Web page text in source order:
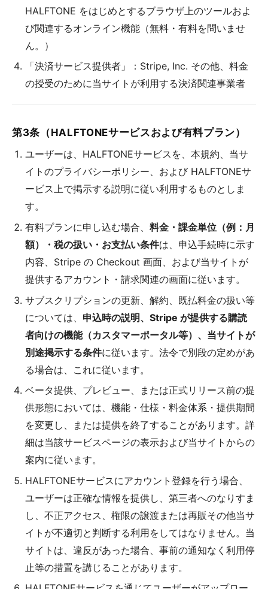
HALFTONE をはじめとするブラウザ上のツールおよ
び関連するオンライン機能（無料・有料を問いませ
ん。）
「決済サービス提供者」：Stripe, Inc. その他、料金
の授受のために当サイトが利用する決済関連事業者
第3条（HALFTONEサービスおよび有料プラン）
ユーザーは、HALFTONEサービスを、本規約、当サ
イトのプライバシーポリシー、および HALFTONEサ
ービス上で掲示する説明に従い利用するものとしま
す。
有料プランに申し込む場合、料金・課金単位（例：月
額）・税の扱い・お支払い条件は、申込手続時に示す
内容、Stripe の Checkout 画面、および当サイトが
提供するアカウント・請求関連の画面に従います。
サブスクリプションの更新、解約、既払料金の扱い等
については、 申込時の説明、Stripe が提供する購読
者向けの機能（カスタマーポータル等）、当サイトが
別途掲示する条件に従います。法令で別段の定めがあ
る場合は、これに従います。
ベータ提供、プレビュー、または正式リリース前の提
供形態においては、機能・仕様・料金体系・提供期間
を変更し、または提供を終了することがあります。詳
細は当該サービスページの表示および当サイトからの
案内に従います。
HALFTONEサービスにアカウント登録を行う場合、
ユーザーは正確な情報を提供し、第三者へのなりすま
し、不正アクセス、権限の譲渡または再販その他当サ
イトが不適切と判断する利用をしてはなりません。当
サイトは、違反があった場合、事前の通知なく利用停
止等の措置を講じることがあります。